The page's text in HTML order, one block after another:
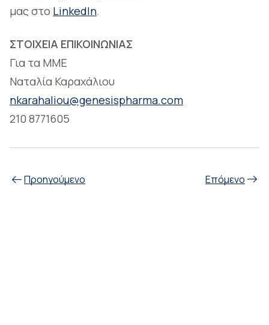
μας στο LinkedIn.
ΣΤΟΙΧΕΙΑ ΕΠΙΚΟΙΝΩΝΙΑΣ
Για τα ΜΜΕ
Ναταλία Καραχάλιου
nkarahaliou@genesispharma.com
210 8771605
Προηγούμενο Επόμενο